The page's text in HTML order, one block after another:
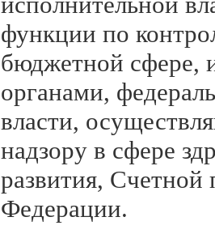
функции по
бюджетной сфере,
органами,
власти,
надзору в сфере
развития, Счетной
Федерации.